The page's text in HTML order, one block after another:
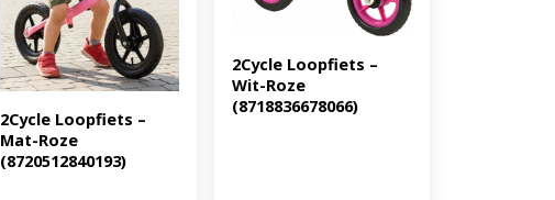
2Cycle Loopfiets –
Mat-Roze
(8720512840193)
2Cycle Loopfiets –
Wit-Roze
(8718836678066)